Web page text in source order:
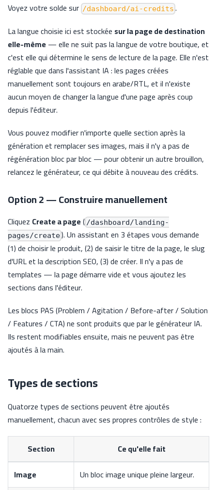
Voyez votre solde sur /dashboard/ai-credits .
La langue choisie ici est stockée sur la page de destination
elle-même— elle ne suit pas la langue de votre boutique, et
c'est elle qui détermine le sens de lecture de la page. Elle n'est
réglable que dans l'assistant IA : les pages créées
manuellement sont toujours en arabe/RTL, et il n'existe
aucun moyen de changer la langue d'une page après coup
depuis l'éditeur.
Vous pouvez modifier n'importe quelle section après la
génération et remplacer ses images, mais il n'y a pas de
régénération bloc par bloc — pour obtenir un autre brouillon,
relancez le générateur, ce qui débite à nouveau des crédits.
Option 2 — Construire manuellement
Cliquez Create a page( /dashboard/landing-
pages/create). Un assistant en 3 étapes vous demande
(1) de choisir le produit, (2) de saisir le titre de la page, le slug
d'URL et la description SEO, (3) de créer. Il n'y a pas de
templates — la page démarre vide et vous ajoutez les
sections dans l'éditeur.
Les blocs PAS (Problem / Agitation / Before-after / Solution
/ Features / CTA) ne sont produits que par le générateur IA.
Ils restent modifiables ensuite, mais ne peuvent pas être
ajoutés à la main.
Types de sections
Quatorze types de sections peuvent être ajoutés
manuellement, chacun avec ses propres contrôles de style :
Section
Ce qu'elle fait
Image
Un bloc image unique pleine largeur.